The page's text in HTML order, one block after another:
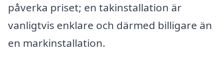
påverka priset; en takinstallation är
vanligtvis enklare och därmed billigare än
en markinstallation.